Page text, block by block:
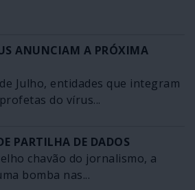
ANUNCIAM A PRÓXIMA
Julho, entidades que integram
do vírus...
PARTILHA DE DADOS
chavão do jornalismo, a
bomba nas...